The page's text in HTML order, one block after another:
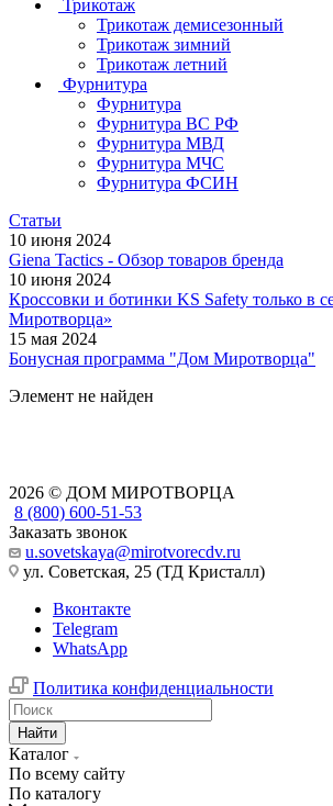
Трикотаж
Трикотаж демисезонный
Трикотаж зимний
Трикотаж летний
Фурнитура
Фурнитура
Фурнитура ВС РФ
Фурнитура МВД
Фурнитура МЧС
Фурнитура ФСИН
Статьи
10 июня 2024
Giena Tactics - Обзор товаров бренда
10 июня 2024
Кроссовки и ботинки KS Safety только в
Миротворца»
15 мая 2024
Бонусная программа "Дом Миротворца"
Элемент не найден
2026 © ДОМ МИРОТВОРЦА
8 (800) 600-51-53
Заказать звонок
u.sovetskaya@mirotvorecdv.ru
ул. Советская, 25 (ТД Кристалл)
Вконтакте
Telegram
WhatsApp
Политика конфиденциальности
Найти
Каталог
По всему сайту
По каталогу